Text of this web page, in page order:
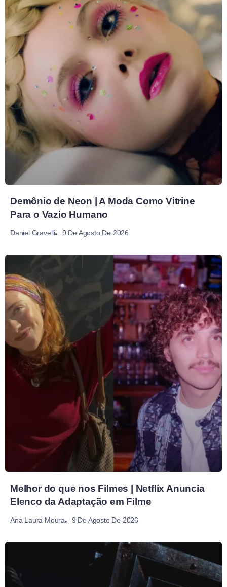
Demônio de Neon | A Moda Como Vitrine
Para o Vazio Humano
Daniel Gravelli 9 De Agosto De 2026
Melhor do que nos Filmes | Netflix Anuncia
Elenco da Adaptação em Filme
Ana Laura Moura 9 De Agosto De 2026